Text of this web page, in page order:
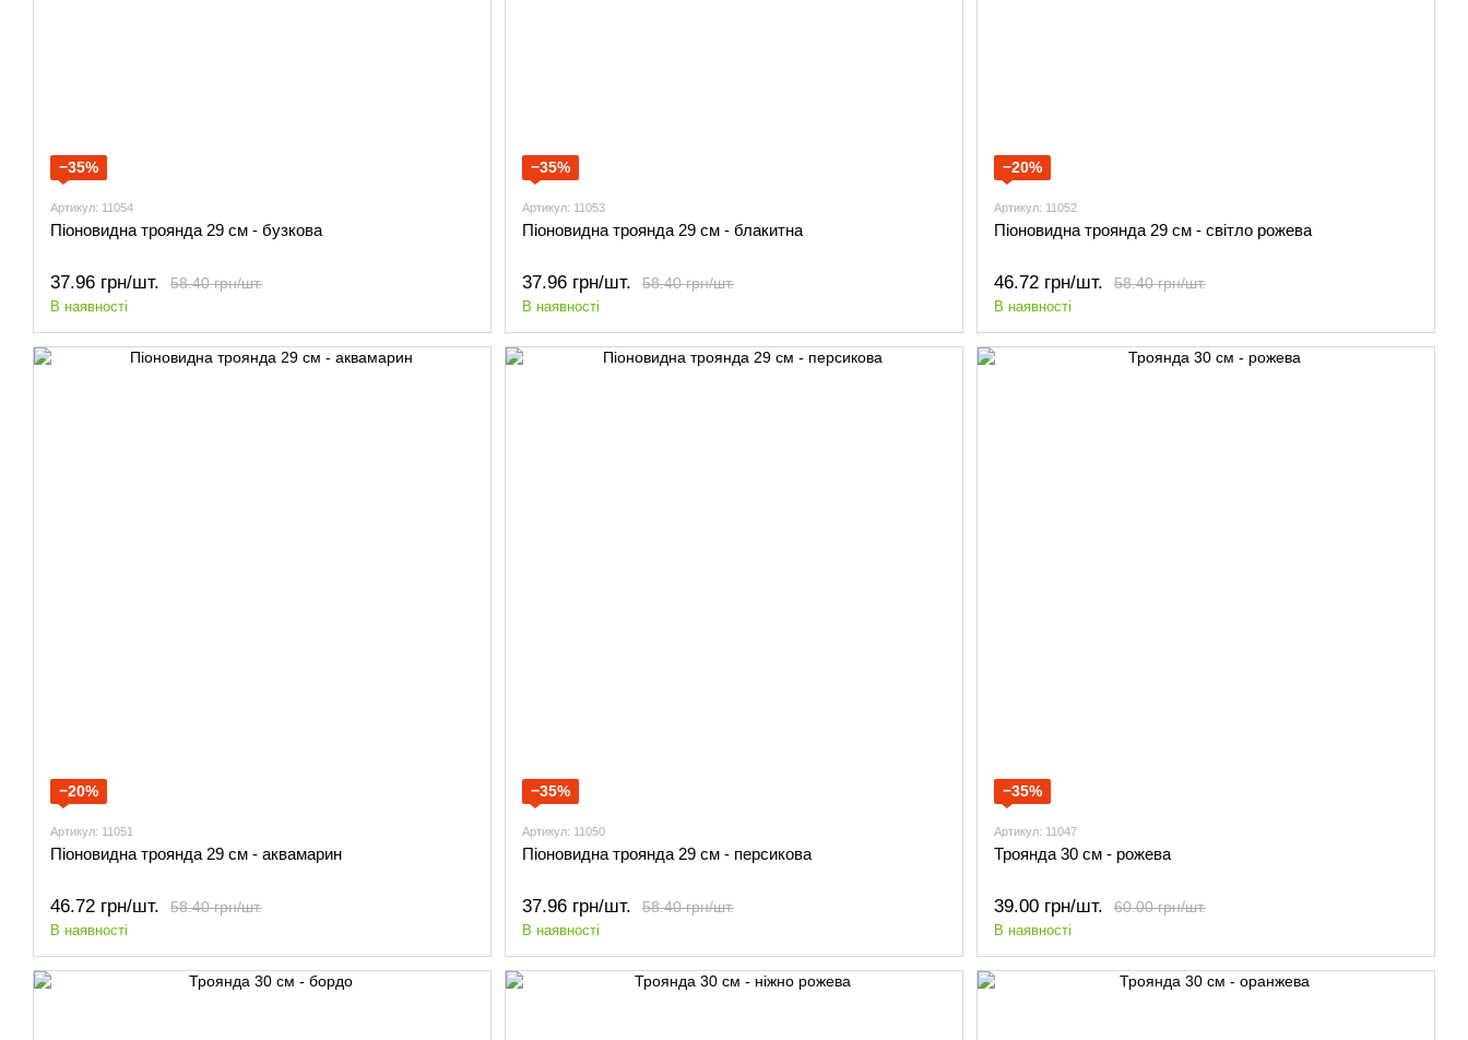
−35%
Артикул: 11054
Піоновидна троянда 29 см - бузкова
58.40 грн/шт.
37.96 грн/шт.
В наявності
−35%
Артикул: 11053
Піоновидна троянда 29 см - блакитна
58.40 грн/шт.
37.96 грн/шт.
В наявності
−20%
Артикул: 11052
Піоновидна троянда 29 см - світло рожева
58.40 грн/шт.
46.72 грн/шт.
В наявності
−20%
Артикул: 11051
Піоновидна троянда 29 см - аквамарин
58.40 грн/шт.
46.72 грн/шт.
В наявності
−35%
Артикул: 11050
Піоновидна троянда 29 см - персикова
58.40 грн/шт.
37.96 грн/шт.
В наявності
−35%
Артикул: 11047
Троянда 30 см - рожева
60.00 грн/шт.
39.00 грн/шт.
В наявності